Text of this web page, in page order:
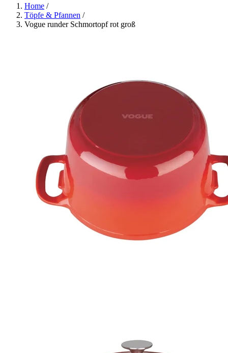
Home /
Töpfe & Pfannen /
Vogue runder Schmortopf rot groß